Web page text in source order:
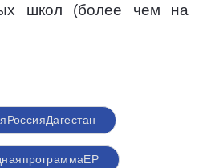
школ (более чем на